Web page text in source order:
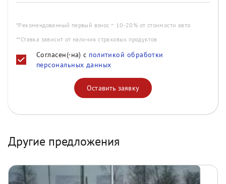
*Рекомендованный первый взнос ~ 10-20% от стоимости авто
**Ставка зависит от наличия страховых продуктов
Согласен(-на) с политикой обработки
персональных данных
Оставить заявку
Другие предложения